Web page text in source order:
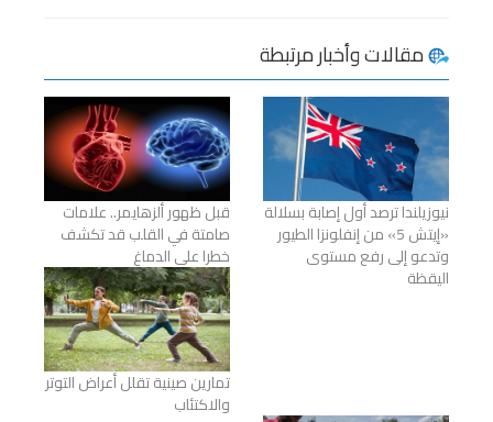
مقالات وأخبار مرتبطة
نيوزيلندا ترصد أول إصابة بسلالة
«إيتش 5» من إنفلونزا الطيور
وتدعو إلى رفع مستوى
اليقظة
قبل ظهور ألزهايمر.. علامات
صامتة في القلب قد تكشف
خطرا على الدماغ
تمارين صينية تقلل أعراض التوتر
والاكتئاب